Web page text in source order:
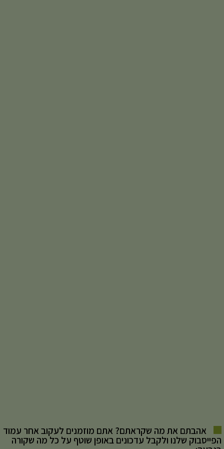
אהבתם את מה שקראתם? אתם מוזמנים לעקוב אחר עמוד
הפייסבוק שלנו ולקבל עדכונים באופן שוטף על כל מה שקורה